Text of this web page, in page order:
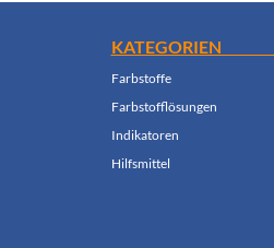
KATEGORIEN
Farbstoffe
Farbstofflösungen
Indikatoren
Hilfsmittel